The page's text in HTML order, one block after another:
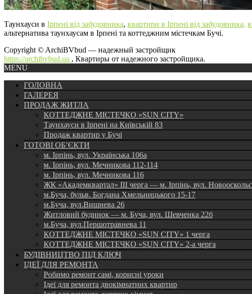
Таунхауси в Ірпені від забудовника, квартири в Ірпені від забудовника,
альтернатива таунхаусам в Ірпені та коттеджним містечкам Бучі.
Copyright © ArchiBVbud — надежный застройщик
https://archibvbud.ua , Квартиры от надежного застройщика.
MENU
ГОЛОВНА
ГАЛЕРЕЯ
ПРОДАЖ ЖИТЛА
КОТТЕДЖНЕ МІСТЕЧКО «SUN CITY»
Таунхауси в Ірпені на Київській 83
Продаж квартир у Бучі
ГОТОВІ ОБ’ЄКТИ
м. Ірпінь, вул. Українська 106а
м. Ірпінь, вул. Мечникова 112-114
м. Ірпінь, вул. Мечникова 116
ЖК «Академквартал» III черга — м. Ірпінь, вул.
м.Буча, бульв. Богдана Хмельницького 15-17
м.Буча, вул.Вишнева 26
Житловий будинок — м. Буча, вул. Шевченка 22б
м.Буча, вул.Першотравнева 11
КОТТЕДЖНЕ МІСТЕЧКО «SUN CITY» 1 черга
КОТТЕДЖНЕ МІСТЕЧКО «SUN CITY» 2-а черга
БУДІВНИЦТВО ПІД КЛЮЧ
ІДЕЇ ДЛЯ РЕМОНТА
Робимо ремонт самі, корисні уроки
Ідеї для ремонта двокімнатних квартир